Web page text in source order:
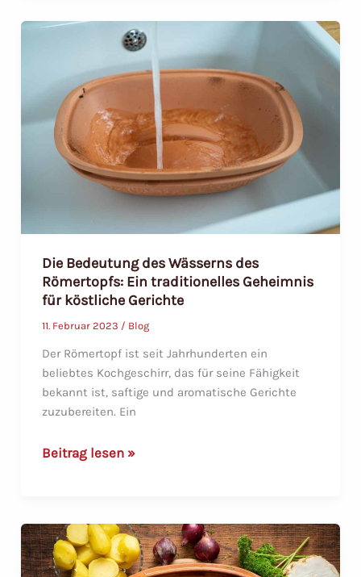
alten
Anleitung
zur
Verwendung
des
Römertopfs
Die Bedeutung des Wässerns des
Römertopfs: Ein traditionelles Geheimnis
für köstliche Gerichte
11. Februar 2023 / Blog
Der Römertopf ist seit Jahrhunderten ein
beliebtes Kochgeschirr, das für seine Fähigkeit
bekannt ist, saftige und aromatische Gerichte
zuzubereiten. Ein
Die
Wässerns
des
Römertopfs:
Beitrag lesen »